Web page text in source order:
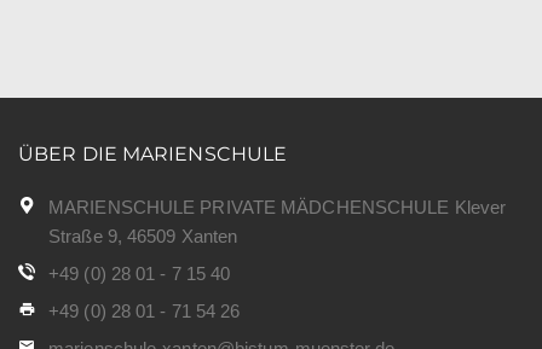
ÜBER DIE MARIENSCHULE
MARIENSCHULE PRIVATE MÄDCHENSCHULE Klever
Straße 9, 46509 Xanten
+49 (0) 28 01 - 7 15 40
+49 (0) 28 01 - 71 54 26